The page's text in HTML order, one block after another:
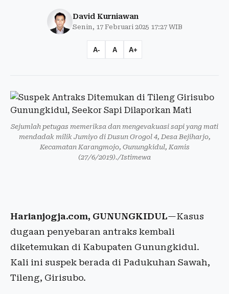
David Kurniawan
Senin, 17 Februari 2025 17:27 WIB
A- A A+
Sejumlah petugas memeriksa dan mengevakuasi sapi yang mati
mendadak milik Jumiyo di Dusun Grogol 4, Desa Bejiharjo,
Kecamatan Karangmojo, Gunungkidul, Kamis
(27/6/2019)./Istimewa
Harianjogja.com, GUNUNGKIDUL—Kasus
dugaan penyebaran antraks kembali
diketemukan di Kabupaten Gunungkidul.
Kali ini suspek berada di Padukuhan Sawah,
Tileng, Girisubo.